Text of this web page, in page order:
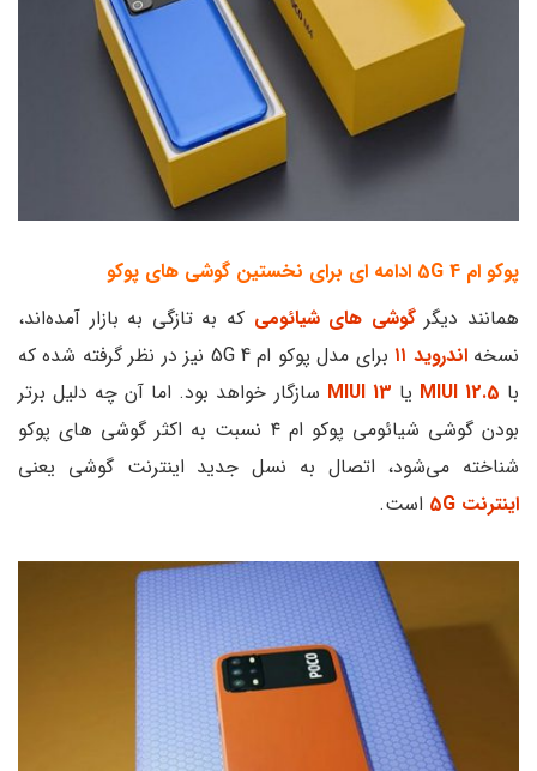
پوکو ام 4 5G ادامه ای برای نخستین گوشی های پوکو
همانند دیگرگوشی های شیائومی که به تازگی به بازار آمده‌اند،
نسخه‌اندروید ۱۱
برای مدل پوکو ام 4 5G نیز در نظر گرفته شده که
با MIUI 12.5 یا MIUI 13 سازگار خواهد بود. اما آن چه دلیل برتر
بودن گوشی شیائومی پوکو ام ۴ نسبت به اکثر گوشی های پوکو
شناخته می‌شود، اتصال به نسل جدید اینترنت گوشی یعنی
اینترنت 5G
است.